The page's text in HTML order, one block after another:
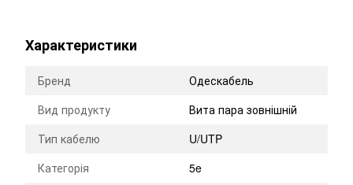
Характеристики
Бренд
Одескабель
Вид продукту
Вита пара зовнішній
Тип кабелю
U/UTP
Категорія
5e